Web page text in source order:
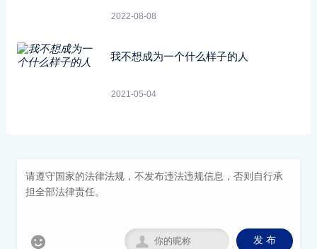
2022-08-08
我不想成为一个什么样子的人
2021-05-04
 发 布
